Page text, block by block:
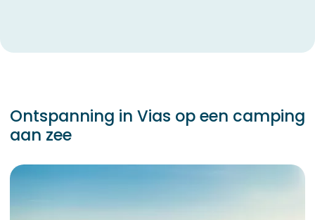
Ontspanning in Vias op een camping
aan zee